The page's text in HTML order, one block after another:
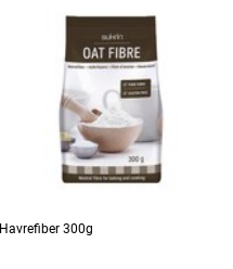
Havrefiber 300g